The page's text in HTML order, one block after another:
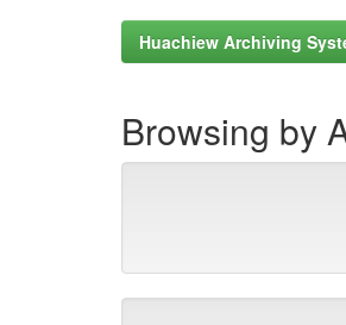
Huachiew Archiving
Browsing by